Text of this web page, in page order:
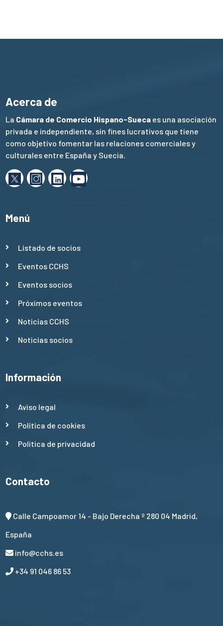
Acerca de
La Cámara de Comercio Hispano-Sueca es una asociación
privada e independiente, sin fines lucrativos que tiene
como objetivo fomentar las relaciones comerciales y
culturales entre España y Suecia.
Menú
Listado de socios
Eventos CCHS
Eventos socios
Próximos eventos
Noticias CCHS
Noticias socios
Información
Aviso legal
Política de cookies
Política de privacidad
Contacto
Calle Campoamor 14 - Bajo Derecha º 280 04 Madrid,
España
info@cchs.es
+34 91 046 86 53